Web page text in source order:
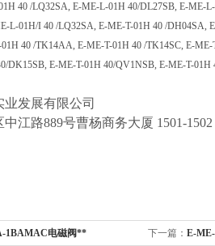
40 /LQ32SA, E-ME-L-01H 40/DL27SB, E-ME-
L-01H/I 40 /LQ32SA, E-ME-T-01H 40 /DH04SA,
40 /TK14AA, E-ME-T-01H 40 /TK14SC, E-
DK15SB, E-ME-T-01H 40/QV1NSB, E-ME-T-01H
发展有限公司
江路889号曹杨商务大厦 1501-1502
1BAMAC电磁阀** 下一篇： E-